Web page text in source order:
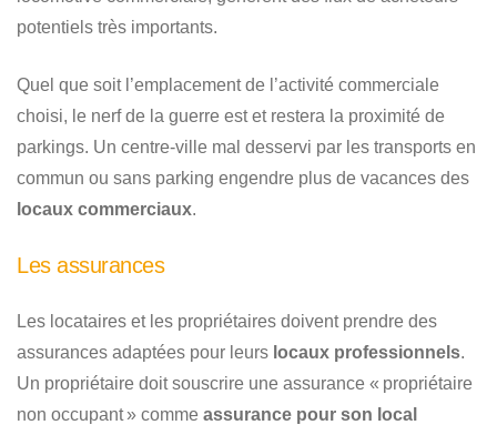
potentiels très importants.
Quel que soit l’emplacement de l’activité commerciale
choisi, le nerf de la guerre est et restera la proximité de
parkings. Un centre-ville mal desservi par les transports en
commun ou sans parking engendre plus de vacances des
locaux commerciaux.
Les assurances
Les locataires et les propriétaires doivent prendre des
assurances adaptées pour leurs locaux professionnels.
Un propriétaire doit souscrire une assurance « propriétaire
non occupant » comme assurance pour son local